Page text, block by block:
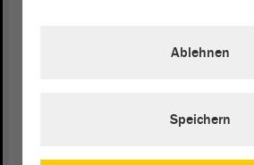
In Sachsen-Anhalt entspricht das
Ablehnen
Speichern